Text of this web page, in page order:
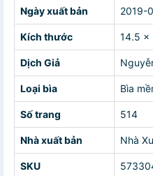
Ngày xuất bản 2019-
Kích thước 14.5 x
Dịch Giả
Loại bìa Bìa
Số trang 514
Nhà xuất bản Nhà
SKU